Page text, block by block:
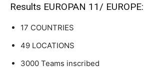
Results EUROPAN 11/ EUROPE:
17 COUNTRIES
49 LOCATIONS
3000 Teams inscribed